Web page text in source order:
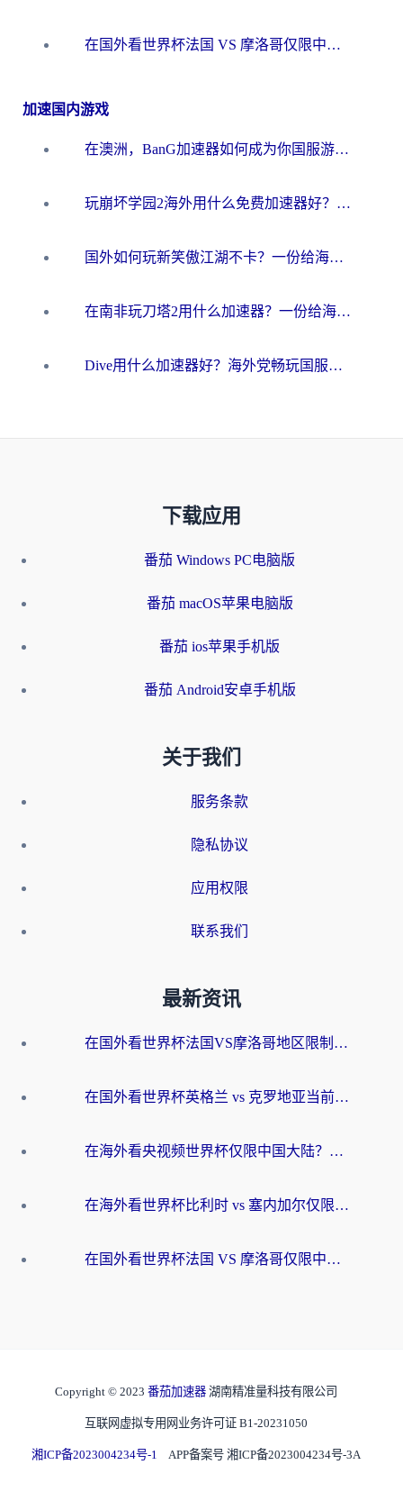
在国外看世界杯法国 VS 摩洛哥仅限中国大陆？海外党这样看中文解说赛事不卡顿
加速国内游戏
在澳洲，BanG加速器如何成为你国服游戏的“时光机”？
玩崩坏学园2海外用什么免费加速器好？2026海外党亲测国服游戏加速指南
国外如何玩新笑傲江湖不卡？一份给海外游子的终极网络指南
在南非玩刀塔2用什么加速器？一份给海外游子的终极生存指南
Dive用什么加速器好？海外党畅玩国服游戏的终极避坑指南
下载应用
番茄 Windows PC电脑版
番茄 macOS苹果电脑版
番茄 ios苹果手机版
番茄 Android安卓手机版
关于我们
服务条款
隐私协议
应用权限
联系我们
最新资讯
在国外看世界杯法国VS摩洛哥地区限制？这篇指南让你流畅看中文解说无压力
在国外看世界杯英格兰 vs 克罗地亚当前地区不可播放？这篇指南帮你搞定所有海外观赛难题
在海外看央视频世界杯仅限中国大陆？这篇指南帮你解锁中文解说+无卡顿直播
在海外看世界杯比利时 vs 塞内加尔仅限中国大陆？我找到了最流畅的中文解说之路
在国外看世界杯法国 VS 摩洛哥仅限中国大陆？海外党这样看中文解说赛事不卡顿
Copyright © 2023 番茄加速器 湖南精准量科技有限公司
互联网虚拟专用网业务许可证 B1-20231050
湘ICP备2023004234号-1 APP备案号 湘ICP备2023004234号-3A